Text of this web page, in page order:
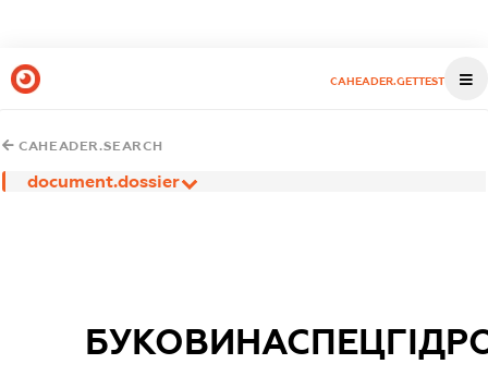
CAHEADER.GETTEST
CAHEADER.SEARCH
document.dossier